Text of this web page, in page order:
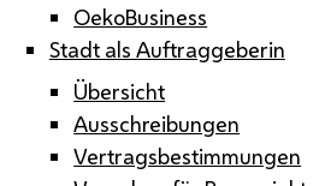
OekoBusiness
Stadt als Auftraggeberin
Übersicht
Ausschreibungen
Vertragsbestimmungen